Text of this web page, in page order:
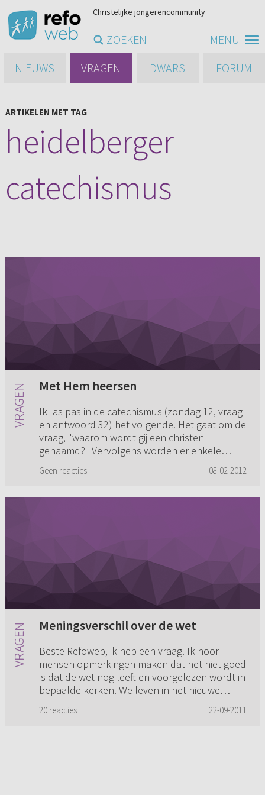
MENU
Christelijke jongerencommunity
ZOEKEN
NIEUWS
VRAGEN DWARS FORUM
ARTIKELEN MET TAG
heidelberger
catechismus
Met Hem heersen
Ik las pas in de catechismus (zondag 12, vraag
en antwoord 32) het volgende. Het gaat om de
vraag, "waarom wordt gij een christen
genaamd?" Vervolgens worden er enkele
Geen reacties 08-02-2012
Meningsverschil over de wet
Beste Refoweb, ik heb een vraag. Ik hoor
mensen opmerkingen maken dat het niet goed
is dat de wet nog leeft en voorgelezen wordt in
bepaalde kerken. We leven in het nieuwe
20 reacties 22-09-2011